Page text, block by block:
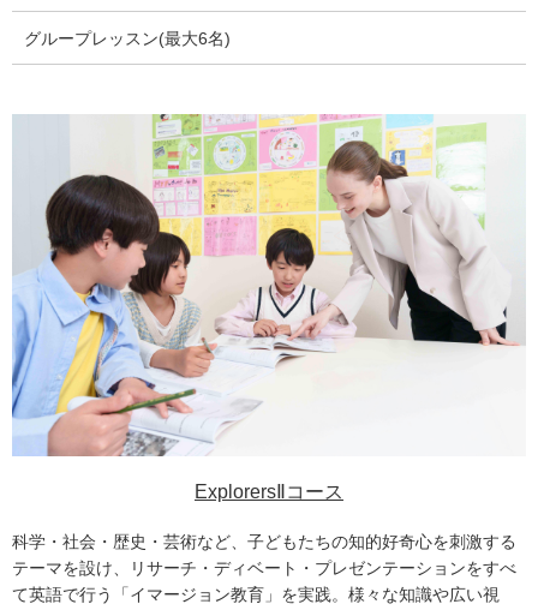
グループレッスン(最大6名)
ExplorersⅡコース
科学・社会・歴史・芸術など、子どもたちの知的好奇心を刺激する
テーマを設け、リサーチ・ディベート・プレゼンテーションをすべ
て英語で行う「イマージョン教育」を実践。様々な知識や広い視